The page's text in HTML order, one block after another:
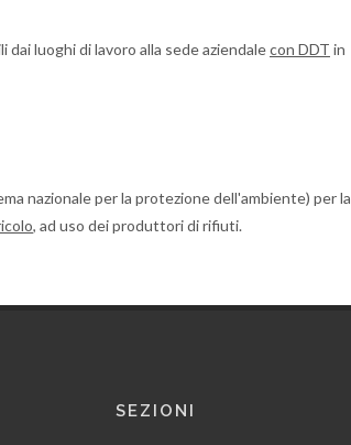
luoghi di lavoro alla sede aziendalecon DDT in
nazionale per la protezione dell'ambiente) per la
, ad uso dei produttori di rifiuti.
SEZIONI